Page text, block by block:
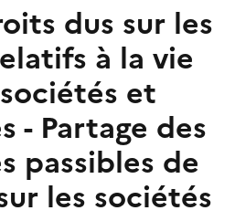
dus sur les
à la vie
et
- Partage des
passibles de
les sociétés